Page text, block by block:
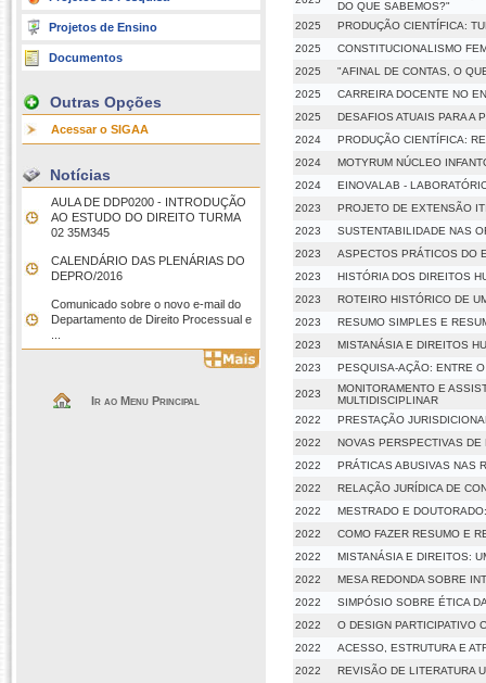
Projetos de Ensino
Documentos
Outras Opções
Acessar o SIGAA
Notícias
AULA DE DDP0200 - INTRODUÇÃO
AO ESTUDO DO DIREITO TURMA
02 35M345
CALENDÁRIO DAS PLENÁRIAS DO
DEPRO/2016
Comunicado sobre o novo e-mail do
Departamento de Direito Processual e
Ir ao Menu Principal
DO QUE SABEMOS?"
2025
PRODUÇÃO CIENTÍFICA:
2025
CONSTITUCIONALISMO
2025
"AFINAL DE CONTAS, O
2025
CARREIRA DOCENTE NO
2025
DESAFIOS ATUAIS PARA A
2024
PRODUÇÃO CIENTÍFICA:
2024
MOTYRUM NÚCLEO
2024
EINOVALAB -
2023
PROJETO DE EXTENSÃO
2023
SUSTENTABILIDADE NAS
2023
ASPECTOS PRÁTICOS DO
2023
HISTÓRIA DOS DIREITOS
2023
ROTEIRO HISTÓRICO DE
2023
RESUMO SIMPLES E
2023
MISTANÁSIA E DIREITOS
2023
PESQUISA-AÇÃO: ENTRE
2023
MONITORAMENTO E
MULTIDISCIPLINAR
2022
PRESTAÇÃO
2022
NOVAS PERSPECTIVAS
2022
PRÁTICAS ABUSIVAS NAS
2022
RELAÇÃO JURÍDICA DE
2022
MESTRADO E
2022
COMO FAZER RESUMO E
2022
MISTANÁSIA E DIREITOS:
2022
MESA REDONDA SOBRE
2022
SIMPÓSIO SOBRE ÉTICA
2022
O DESIGN PARTICIPATIVO
2022
ACESSO, ESTRUTURA E
2022
REVISÃO DE LITERATURA